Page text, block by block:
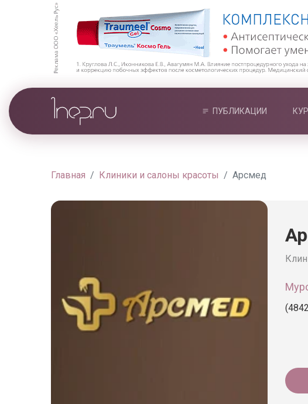
ПУБЛИКАЦИИ
Главная Клиники и салоны красоты Арсмед